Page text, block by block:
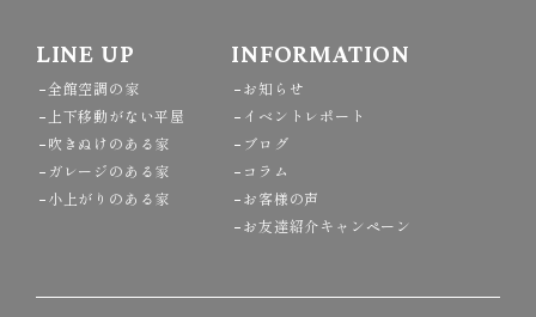
LINE UP
全館空調の家
上下移動がない平屋
吹きぬけのある家
ガレージのある家
小上がりのある家
INFORMATION
お知らせ
イベントレポート
ブログ
コラム
お客様の声
お友達紹介キャンペーン